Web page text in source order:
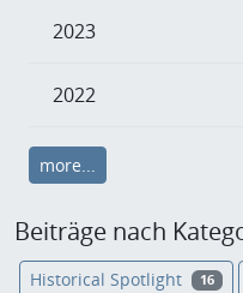
2023
2022
more...
Beiträge nach
Historical Spotlight 16